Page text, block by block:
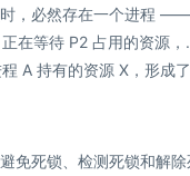
时，必然存在一个进程
在等待 P2 占用的资源
A 持有的资源 X，形
免死锁、检测死锁和解除